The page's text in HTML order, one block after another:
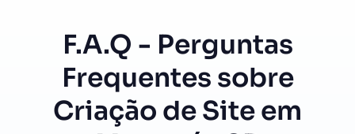
F.A.Q - Perguntas
Frequentes sobre
Criação de Site em